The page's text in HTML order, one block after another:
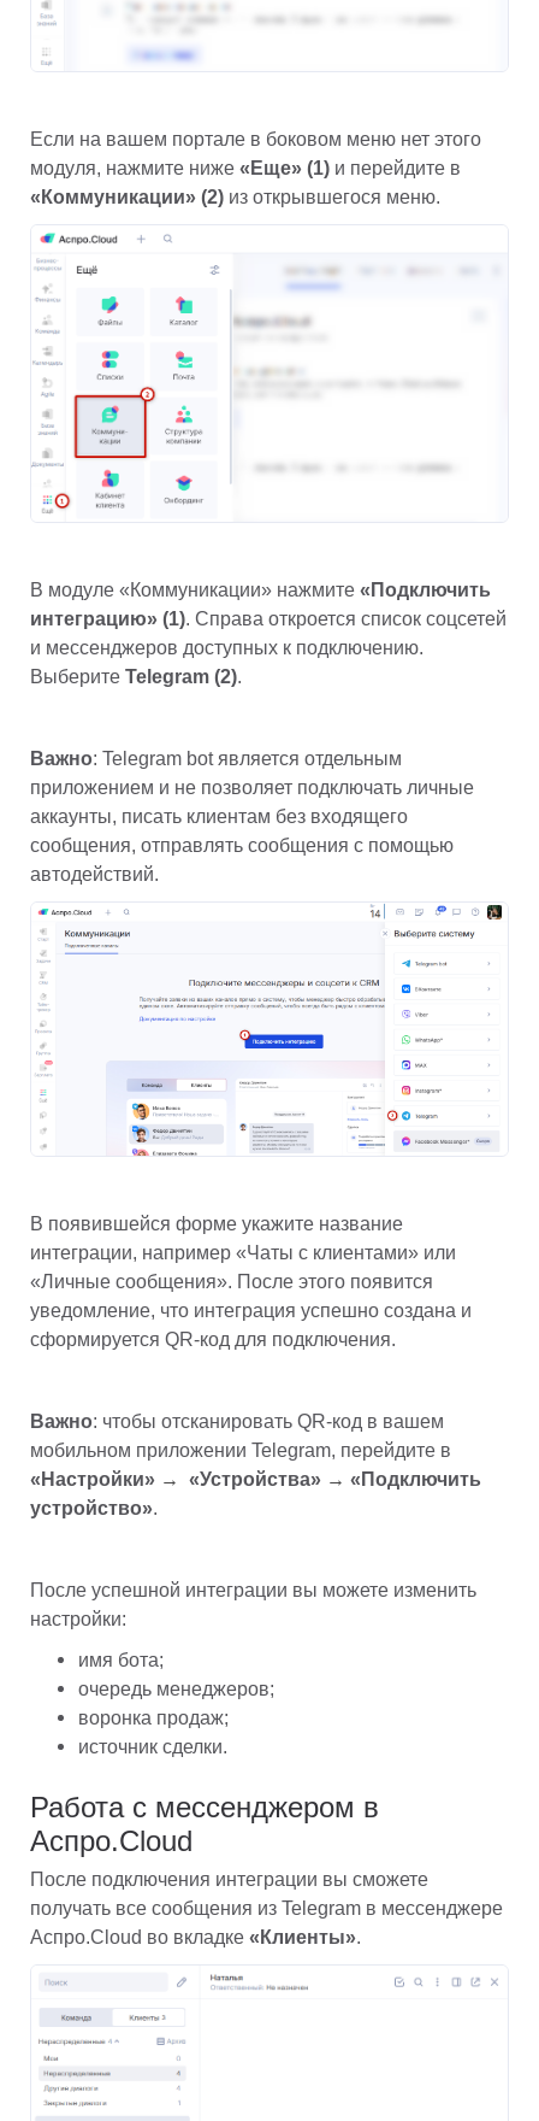
Если на вашем портале в боковом меню нет этого
модуля, нажмите ниже «Еще» (1) и перейдите в
«Коммуникации» (2) из открывшегося меню.
В модуле «Коммуникации» нажмите «Подключить
интеграцию» (1). Справа откроется список соцсетей
и мессенджеров доступных к подключению.
Выберите Telegram (2).
Важно: Telegram bot является отдельным
приложением и не позволяет подключать личные
аккаунты, писать клиентам без входящего
сообщения, отправлять сообщения с помощью
автодействий.
В появившейся форме укажите название
интеграции, например «Чаты с клиентами» или
«Личные сообщения». После этого появится
уведомление, что интеграция успешно создана и
сформируется QR-код для подключения.
Важно: чтобы отсканировать QR-код в вашем
«Настройки» → «Устройства» → «Подключить
устройство».
После успешной интеграции вы можете изменить
настройки:
имя бота;
очередь менеджеров;
воронка продаж;
источник сделки.
Работа с мессенджером в
Аспро.Cloud
После подключения интеграции вы сможете
получать все сообщения из Telegram в мессенджере
Аспро.Cloud во вкладке «Клиенты».